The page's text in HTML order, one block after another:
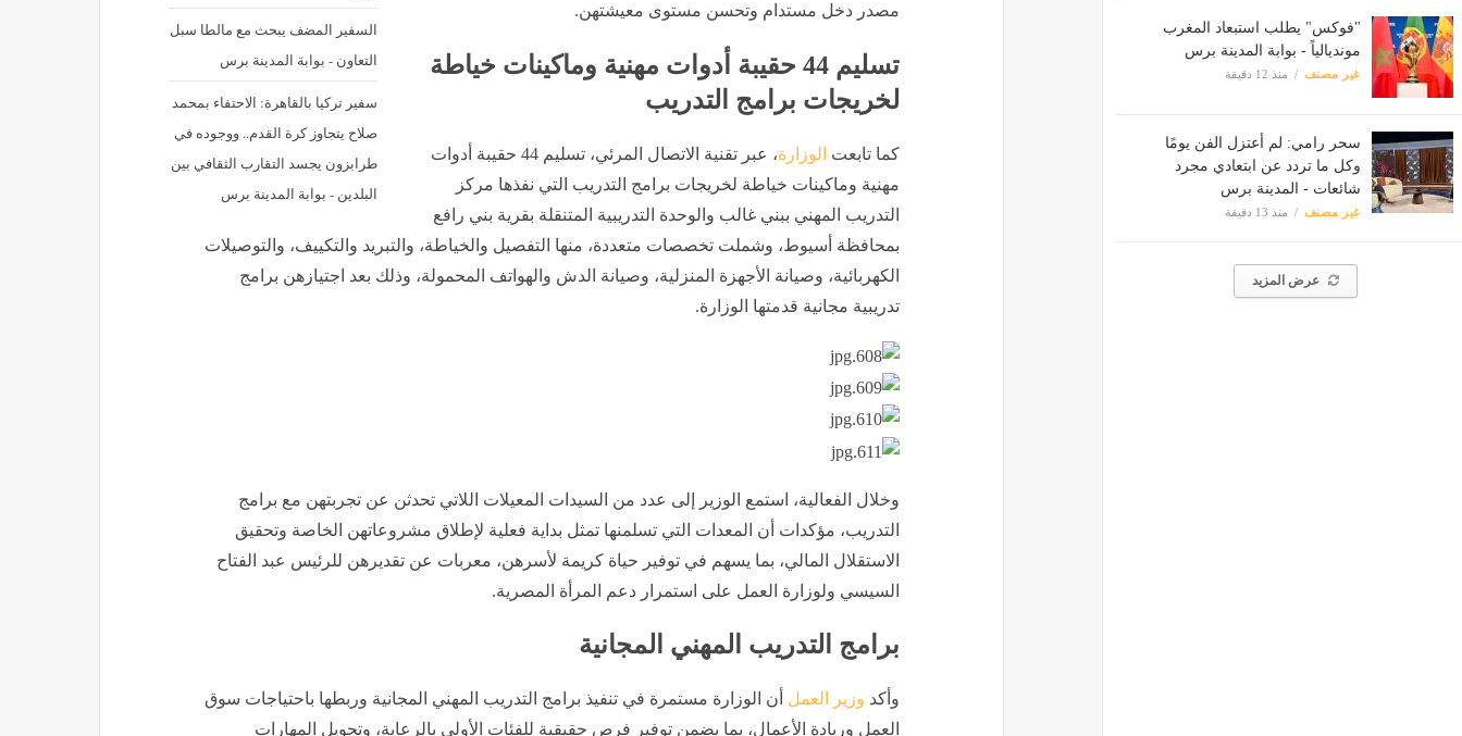
"فوكس" يطلب استبعاد المغرب
مونديالياً - بوابة المدينة برس
غير مصنف منذ 12 دقيقة
سحر رامي: لم أعتزل الفن يومًا
وكل ما تردد عن ابتعادي مجرد
شائعات - المدينة برس
غير مصنف منذ 13 دقيقة
عرض المزيد
السفير المضف يبحث مع مالطا سبل
التعاون - بوابة المدينة برس
سفير تركيا بالقاهرة: الاحتفاء بمحمد
صلاح يتجاوز كرة القدم.. ووجوده في
طرابزون يجسد التقارب الثقافي بين
البلدين - بوابة المدينة برس
مصدر دخل مستدام وتحسن مستوى معيشتهن.
تسليم 44 حقيبة أدوات مهنية وماكينات خياطة
لخريجات برامج التدريب
كما تابعت الوزارة
، عبر تقنية الاتصال المرئي، تسليم 44 حقيبة أدوات
مهنية وماكينات خياطة لخريجات برامج التدريب التي نفذها مركز
التدريب المهني ببني غالب والوحدة التدريبية المتنقلة بقرية بني رافع
بمحافظة أسيوط، وشملت تخصصات متعددة، منها التفصيل والخياطة، والتبريد والتكييف، والتوصيلات
الكهربائية، وصيانة الأجهزة المنزلية، وصيانة الدش والهواتف المحمولة، وذلك بعد اجتيازهن برامج
تدريبية مجانية قدمتها الوزارة.
وخلال الفعالية، استمع الوزير إلى عدد من السيدات المعيلات اللاتي تحدثن عن تجربتهن مع برامج
التدريب، مؤكدات أن المعدات التي تسلمنها تمثل بداية فعلية لإطلاق مشروعاتهن الخاصة وتحقيق
الاستقلال المالي، بما يسهم في توفير حياة كريمة لأسرهن، معربات عن تقديرهن للرئيس عبد الفتاح
السيسي ولوزارة العمل على استمرار دعم المرأة المصرية.
برامج التدريب المهني المجانية
وأكد وزير العمل أن الوزارة مستمرة في تنفيذ برامج التدريب المهني المجانية وربطها باحتياجات سوق
العمل وريادة الأعمال، بما يضمن توفير فرص حقيقية للفئات الأولى بالرعاية، وتحويل المهارات